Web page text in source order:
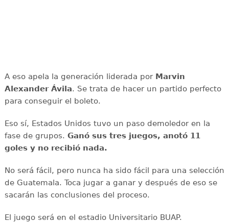
A eso apela la generación liderada por Marvin
Alexander Ávila. Se trata de hacer un partido perfecto
para conseguir el boleto.
Eso sí, Estados Unidos tuvo un paso demoledor en la
fase de grupos. Ganó sus tres juegos, anotó 11
goles y no recibió nada.
No será fácil, pero nunca ha sido fácil para una selección
de Guatemala. Toca jugar a ganar y después de eso se
sacarán las conclusiones del proceso.
El juego será en el estadio Universitario BUAP.